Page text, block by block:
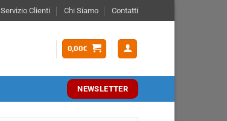
Servizio Clienti Chi Siamo Contatti
0,00€
NEWSLETTER